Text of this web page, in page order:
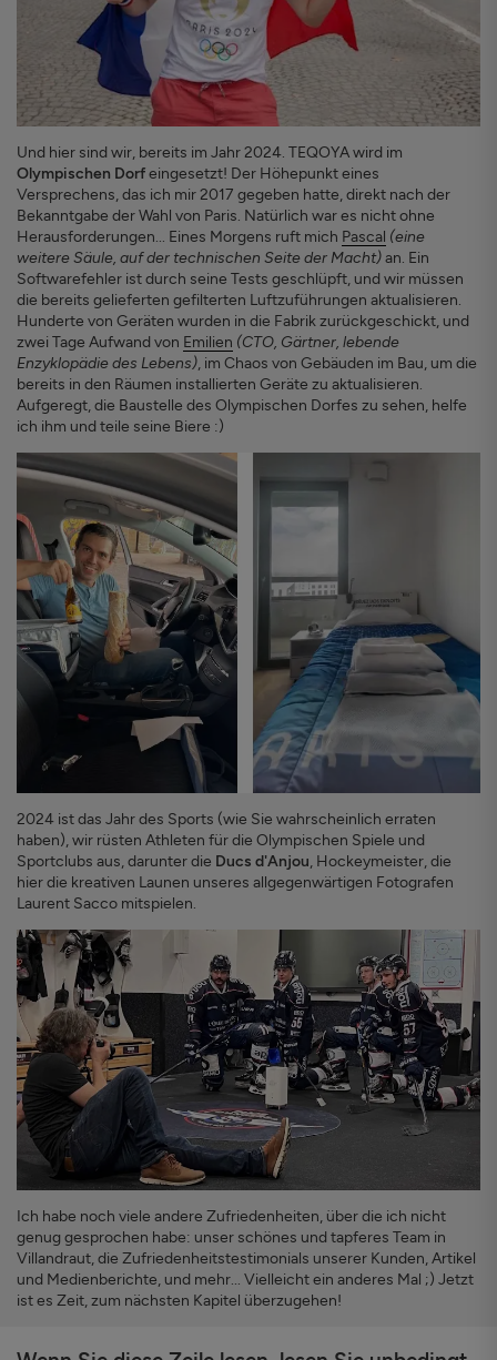
Und hier sind wir, bereits im Jahr 2024. TEQOYA wird im
Olympischen Dorfeingesetzt! Der Höhepunkt eines
Versprechens, das ich mir 2017 gegeben hatte, direkt nach der
Bekanntgabe der Wahl von Paris. Natürlich war es nicht ohne
Herausforderungen... Eines Morgens ruft mich Pascal (eine
weitere Säule, auf der technischen Seite der Macht)an. Ein
Softwarefehler ist durch seine Tests geschlüpft, und wir müssen
die bereits gelieferten gefilterten Luftzuführungen aktualisieren.
Hunderte von Geräten wurden in die Fabrik zurückgeschickt, und
zwei Tage Aufwand von Emilien (CTO, Gärtner, lebende
Enzyklopädie des Lebens), im Chaos von Gebäuden im Bau, um die
bereits in den Räumen installierten Geräte zu aktualisieren.
Aufgeregt, die Baustelle des Olympischen Dorfes zu sehen, helfe
ich ihm und teile seine Biere :)
2024 ist das Jahr des Sports (wie Sie wahrscheinlich erraten
haben), wir rüsten Athleten für die Olympischen Spiele und
Sportclubs aus, darunter die Ducs d'Anjou, Hockeymeister, die
hier die kreativen Launen unseres allgegenwärtigen Fotografen
Laurent Sacco mitspielen.
Ich habe noch viele andere Zufriedenheiten, über die ich nicht
genug gesprochen habe: unser schönes und tapferes Team in
Villandraut, die Zufriedenheitstestimonials unserer Kunden, Artikel
und Medienberichte, und mehr... Vielleicht ein anderes Mal ;) Jetzt
ist es Zeit, zum nächsten Kapitel überzugehen!